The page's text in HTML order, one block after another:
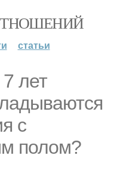
статьи
лет
с
полом?